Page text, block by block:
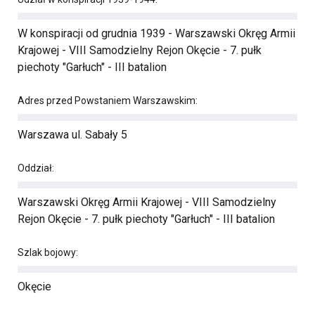
W konspiracji od grudnia 1939 - Warszawski Okręg Armii
Krajowej - VIII Samodzielny Rejon Okęcie - 7. pułk
piechoty "Garłuch" - III batalion
Adres przed Powstaniem Warszawskim:
Warszawa ul. Sabały 5
Oddział:
Warszawski Okręg Armii Krajowej - VIII Samodzielny
Rejon Okęcie - 7. pułk piechoty "Garłuch" - III batalion
Szlak bojowy:
Okęcie